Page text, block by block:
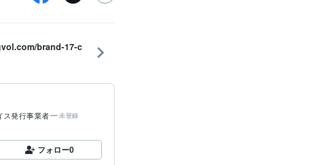
brand-17-c
ス発行事業者 未登録
フォロー0